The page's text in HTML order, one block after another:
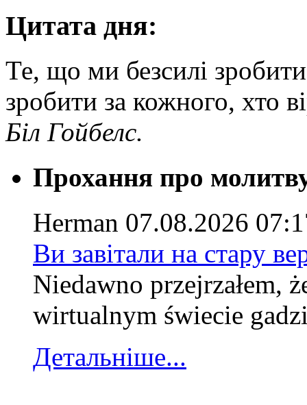
Цитата дня:
Те, що ми безсилі
зробити за кожного, хто
Біл Гойбелс.
Прохання про
Herman 07.08.2026
Ви завітали на стару
Niedawno przejrzałem,
wirtualnym świecie
Детальніше...